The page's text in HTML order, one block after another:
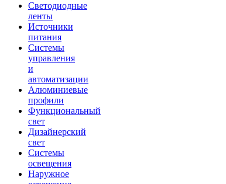
Светодиодные
ленты
Источники
питания
Системы
управления
и
автоматизации
Алюминиевые
профили
Функциональный
свет
Дизайнерский
свет
Системы
освещения
Наружное